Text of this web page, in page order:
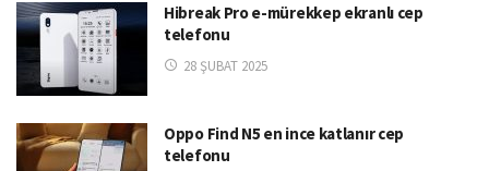
Hibreak Pro e-mürekkep ekranlı cep
telefonu
28 ŞUBAT 2025
Oppo Find N5 en ince katlanır cep
telefonu